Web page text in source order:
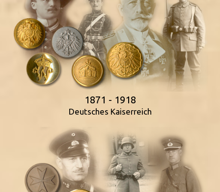
1871 - 1918
Deutsches Kaiserreich